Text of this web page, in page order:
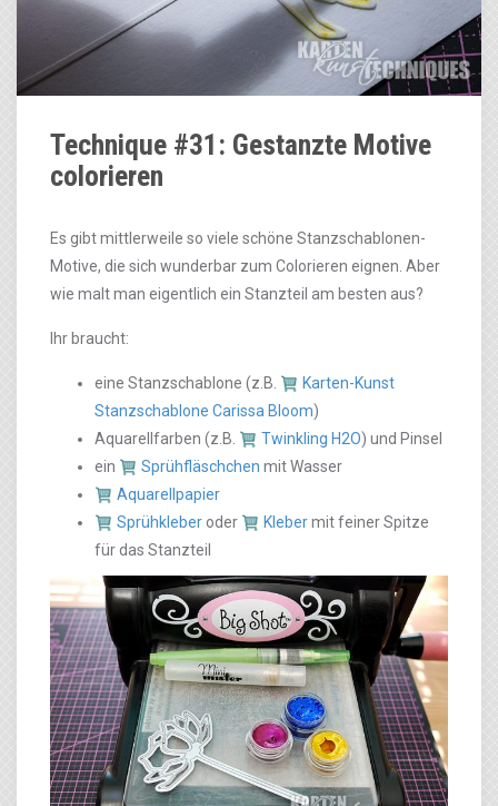
Technique #31: Gestanzte Motive
colorieren
Es gibt mittlerweile so viele schöne Stanzschablonen-
Motive, die sich wunderbar zum Colorieren eignen. Aber
wie malt man eigentlich ein Stanzteil am besten aus?
Ihr braucht:
eine Stanzschablone (z.B.
Karten-Kunst
Stanzschablone Carissa Bloom)
Aquarellfarben (z.B.
Twinkling H2O) und Pinsel
ein
Sprühfläschchen mit Wasser
Aquarellpapier
Sprühkleber oder Klebermit feiner Spitze
für das Stanzteil